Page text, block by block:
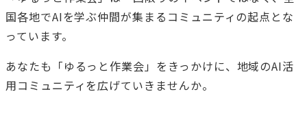
国各地でAIを学ぶ仲間が集まるコミュニティの起点とな
っています。
あなたも「ゆるっと作業会」をきっかけに、地域のAI活
用コミュニティを広げていきませんか。